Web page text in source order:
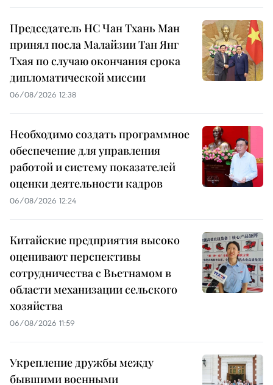
Председатель НС Чан Тхань Ман
принял посла Малайзии Тан Янг
Тхая по случаю окончания срока
дипломатической миссии
06/08/2026 12:38
Необходимо создать программное
обеспечение для управления
работой и систему показателей
оценки деятельности кадров
06/08/2026 12:24
Китайские предприятия высоко
оценивают перспективы
сотрудничества с Вьетнамом в
области механизации сельского
хозяйства
06/08/2026 11:59
Укрепление дружбы между
бывшими военными